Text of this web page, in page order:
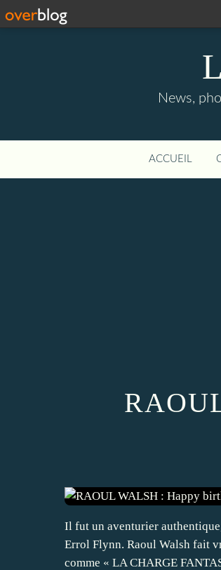
News,
ACCUEIL
Il fut un aventurier
Errol Flynn. Raoul Walsh fait
comme « LA CHARGE